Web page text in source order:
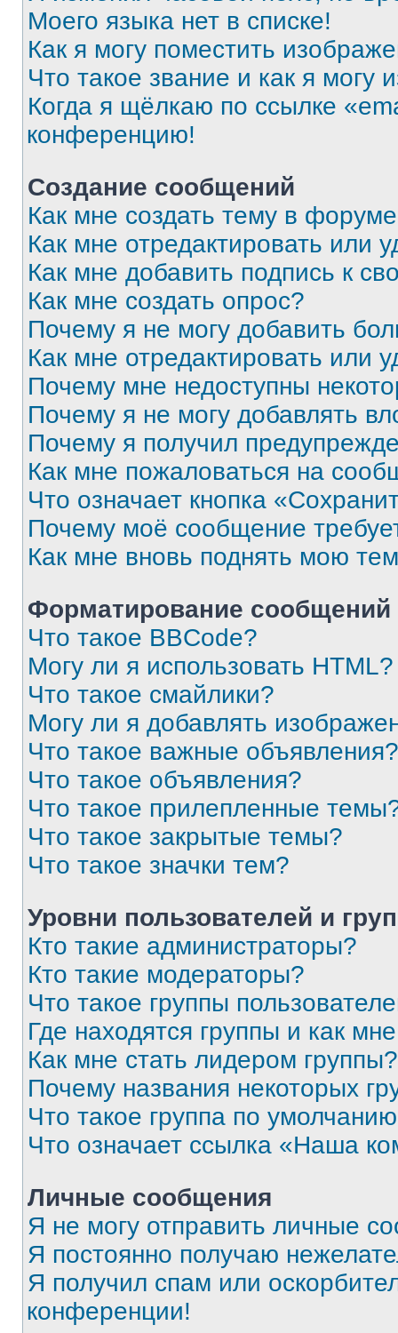
Моего языка нет в списке!
Как я могу поместить
Что такое звание и как я могу
Когда я щёлкаю по ссылке
конференцию!
Создание сообщений
Как мне создать тему в
Как мне отредактировать или
Как мне добавить подпись к
Как мне создать опрос?
Почему я не могу добавить
Как мне отредактировать или
Почему мне недоступны
Почему я не могу добавлять
Почему я получил
Как мне пожаловаться на
Что означает кнопка
Почему моё сообщение
Как мне вновь поднять мою
Форматирование
Что такое BBCode?
Могу ли я использовать HTML?
Что такое смайлики?
Могу ли я добавлять
Что такое важные объявления?
Что такое объявления?
Что такое прилепленные
Что такое закрытые темы?
Что такое значки тем?
Уровни пользователей и
Кто такие администраторы?
Кто такие модераторы?
Что такое группы
Где находятся группы и как
Как мне стать лидером группы?
Почему названия некоторых
Что такое группа по
Что означает ссылка «Наша
Личные сообщения
Я не могу отправить личные
Я постоянно получаю
Я получил спам или
конференции!